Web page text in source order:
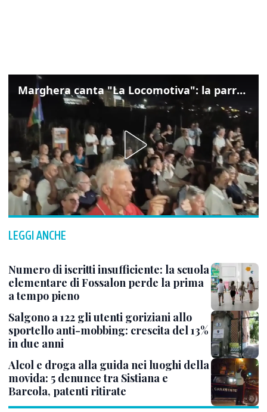
Marghera canta "La Locomotiva": la parrocchia della Cita ricorda Guccini
LEGGI ANCHE
Numero di iscritti insufficiente: la scuola
elementare di Fossalon perde la prima
a tempo pieno
Salgono a 122 gli utenti goriziani allo
sportello anti-mobbing: crescita del 13%
in due anni
Alcol e droga alla guida nei luoghi della
movida: 5 denunce tra Sistiana e
Barcola, patenti ritirate